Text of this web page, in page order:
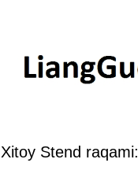
Xitoy Stend raqami: